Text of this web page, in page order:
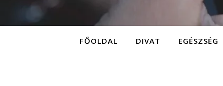
FŐOLDAL DIVAT EGÉSZSÉG